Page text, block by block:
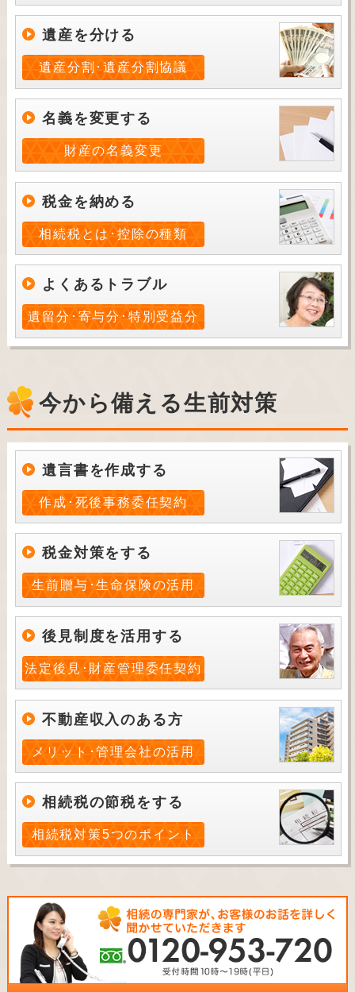
遺産を分ける
遺産分割･遺産分割協議
名義を変更する
財産の名義変更
税金を納める
相続税とは･控除の種類
よくあるトラブル
遺留分･寄与分･特別受益分
今から備える生前対策
遺言書を作成する
作成･死後事務委任契約
税金対策をする
生前贈与･生命保険の活用
後見制度を活用する
法定後見･財産管理委任契約
不動産収入のある方
メリット･管理会社の活用
相続税の節税をする
相続税対策5つのポイント